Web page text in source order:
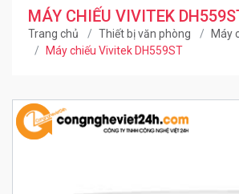
MÁY CHIẾU VIVITEK
Trang chủ Thiết bị văn phòng
Máy
Máy chiếu Vivitek DH559ST